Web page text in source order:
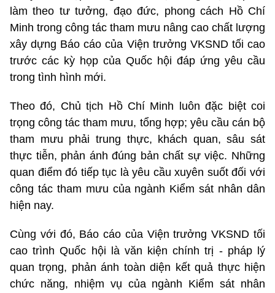
làm theo tư tưởng, đạo đức, phong cách Hồ Chí
Minh trong công tác tham mưu nâng cao chất lượng
xây dựng Báo cáo của Viện trưởng VKSND tối cao
trước các kỳ họp của Quốc hội đáp ứng yêu cầu
trong tình hình mới.
Theo đó, Chủ tịch Hồ Chí Minh luôn đặc biệt coi
trọng công tác tham mưu, tổng hợp; yêu cầu cán bộ
tham mưu phải trung thực, khách quan, sâu sát
thực tiễn, phản ánh đúng bản chất sự việc. Những
quan điểm đó tiếp tục là yêu cầu xuyên suốt đối với
công tác tham mưu của ngành Kiểm sát nhân dân
hiện nay.
Cùng với đó, Báo cáo của Viện trưởng VKSND tối
cao trình Quốc hội là văn kiện chính trị - pháp lý
quan trọng, phản ánh toàn diện kết quả thực hiện
chức năng, nhiệm vụ của ngành Kiểm sát nhân